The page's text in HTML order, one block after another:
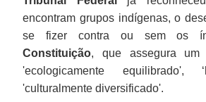
encontram grupos indígenas, o
se fizer contra ou sem os
Constituição, que assegura um
'ecologicamente equilibrado',
'culturalmente diversificado'.